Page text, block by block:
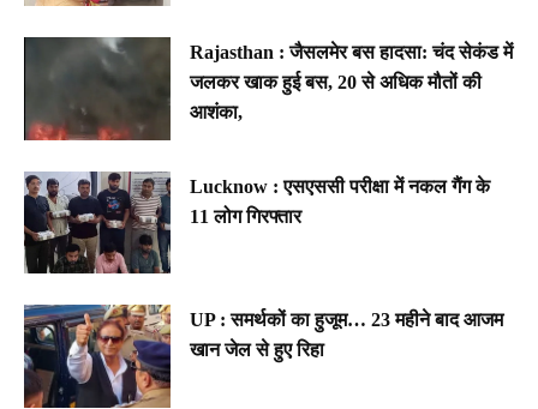
Rajasthan : जैसलमेर बस हादसा: चंद सेकंड में
जलकर खाक हुई बस, 20 से अधिक मौतों की
आशंका,
Lucknow : एसएससी परीक्षा में नकल गैंग के
11 लोग गिरफ्तार
UP : समर्थकों का हुजूम… 23 महीने बाद आजम
खान जेल से हुए रिहा